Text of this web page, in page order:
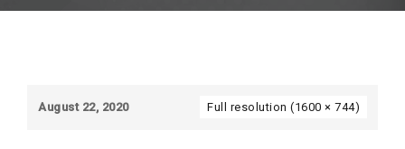
August 22, 2020 Full resolution (1600 × 744)